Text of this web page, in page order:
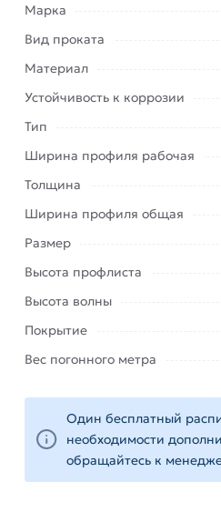
(Ral 3005) - это
профилированный
трапециевидными
Он относится к
применяется в основном
облицовки
фасадов,
монтажа
стен,
потолков,
временных
построек
ограждений.
Покрытие: как правило,
или матовый), реже —
Обеспечивает защиту от
Марка
Вид проката
Материал
Устойчивость к коррозии
Тип
Ширина профиля рабочая
Толщина
Ширина профиля общая
Размер
Высота профлиста
Высота волны
Покрытие
Вес погонного метра
Один бесплатный
необходимости
обращайтесь к